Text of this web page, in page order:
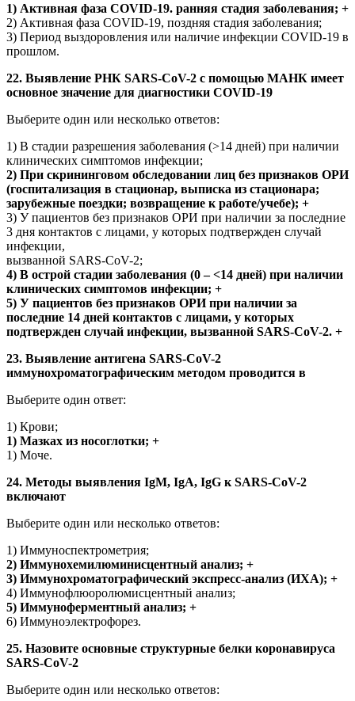
1) Активная фаза COVID-19. ранняя стадия заболевания; +
2) Активная фаза COVID-19, поздняя стадия заболевания;
3) Период выздоровления или наличие инфекции COVID-19 в
прошлом.
22. Выявление РНК SARS-CoV-2 с помощью МАНК имеет
основное значение для диагностики COVID-19
Выберите один или несколько ответов:
1) В стадии разрешения заболевания (>14 дней) при наличии
клинических симптомов инфекции;
2) При скрининговом обследовании лиц без признаков ОРИ
(госпитализация в стационар, выписка из стационара;
зарубежные поездки; возвращение к работе/учебе); +
3) У пациентов без признаков ОРИ при наличии за последние
3 дня контактов с лицами, у которых подтвержден случай
инфекции,
вызванной SARS-CoV-2;
4) В острой стадии заболевания (0 – <14 дней) при наличии
клинических симптомов инфекции; +
5) У пациентов без признаков ОРИ при наличии за
последние 14 дней контактов с лицами, у которых
подтвержден случай инфекции, вызванной SARS-CoV-2. +
23. Выявление антигена SARS-CoV-2
иммунохроматографическим методом проводится в
Выберите один ответ:
1) Крови;
1) Мазках из носоглотки; +
1) Моче.
24. Методы выявления IgM, IgA, IgG к SARS-CoV-2
включают
Выберите один или несколько ответов:
1) Иммуноспектрометрия;
2) Иммунохемилюминисцентный анализ; +
3) Иммунохроматографический экспресс-анализ (ИХА); +
4) Иммунофлюоролюмисцентный анализ;
5) Иммуноферментный анализ; +
6) Иммуноэлектрофорез.
25. Назовите основные структурные белки коронавируса
SARS-CoV-2
Выберите один или несколько ответов: